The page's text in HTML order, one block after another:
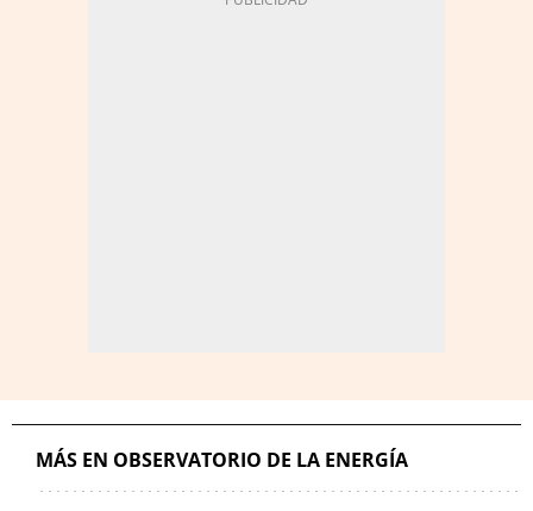
MÁS EN OBSERVATORIO DE LA ENERGÍA